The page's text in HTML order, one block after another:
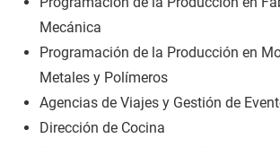
Mecánica
Programación de la Producción en
Metales y Polímeros
Agencias de Viajes y Gestión de
Dirección de Cocina